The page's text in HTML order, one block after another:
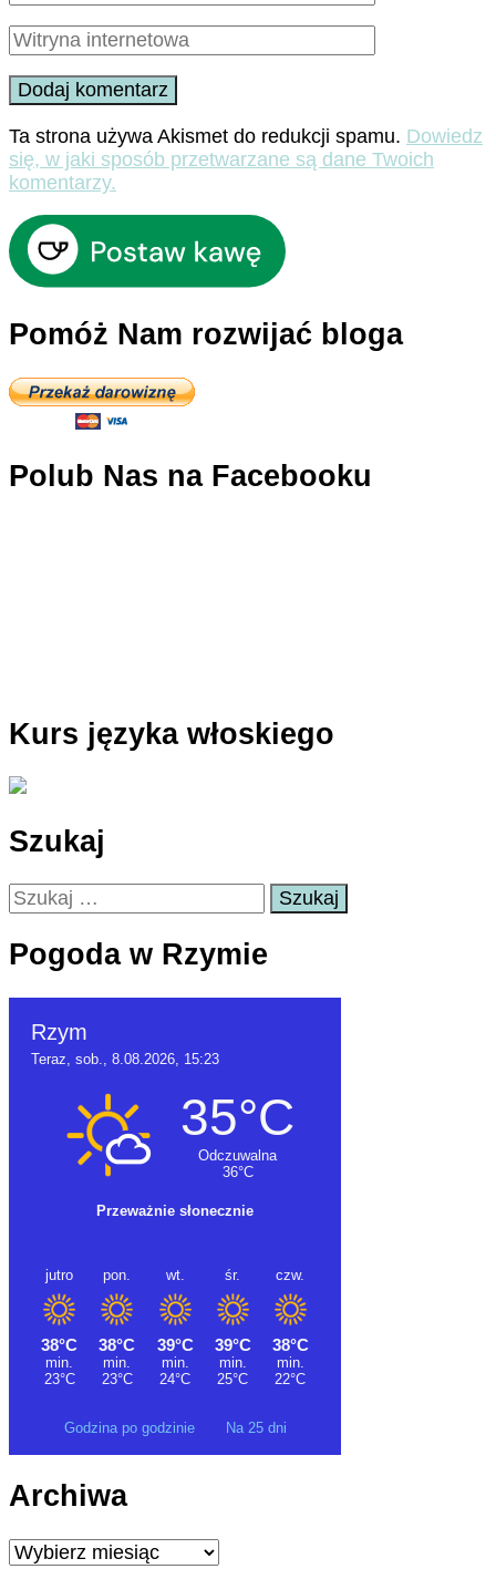
Ta strona używa Akismet do redukcji spamu. Dowiedz
się, w jaki sposób przetwarzane są dane Twoich
komentarzy.
Pomóż Nam rozwijać bloga
Polub Nas na Facebooku
Kurs języka włoskiego
Szukaj
Szukaj:
Pogoda w Rzymie
Godzina po godzinie Na 25 dni
Archiwa
Archiwa